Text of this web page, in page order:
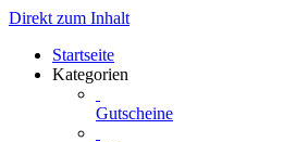
Direkt zum Inhalt
Startseite
Kategorien
Gutscheine